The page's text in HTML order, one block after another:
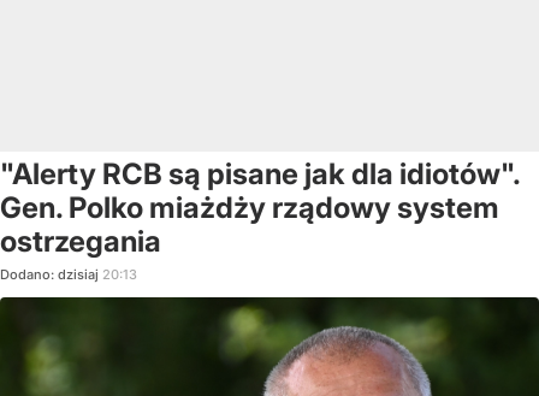
"Alerty RCB są pisane jak dla idiotów".
Gen. Polko miażdży rządowy system
ostrzegania
Dodano: dzisiaj 20:13